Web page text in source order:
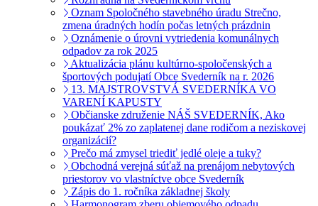
Oznam Spoločného stavebného úradu Strečno,
zmena úradných hodín počas letných prázdnin
Oznámenie o úrovni vytriedenia komunálnych
odpadov za rok 2025
Aktualizácia plánu kultúrno-spoločenských a
športových podujatí Obce Svederník na r. 2026
13. MAJSTROVSTVÁ SVEDERNÍKA VO
VARENÍ KAPUSTY
Občianske združenie NÁŠ SVEDERNÍK, Ako
poukázať 2% zo zaplatenej dane rodičom a neziskovej
organizácií?
Prečo má zmysel triediť jedlé oleje a tuky?
Obchodná verejná súťaž na prenájom nebytových
priestorov vo vlastníctve obce Svederník
Zápis do 1. ročníka základnej školy